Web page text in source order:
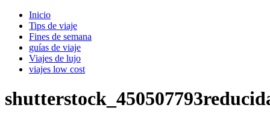
Inicio
Tips de viaje
Fines de semana
guías de viaje
Viajes de lujo
viajes low cost